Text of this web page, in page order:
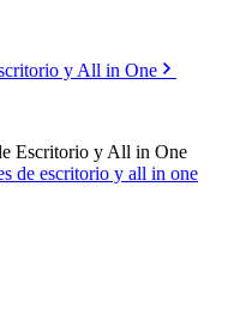
y All in One
Escritorio y All in One
de escritorio y all in one